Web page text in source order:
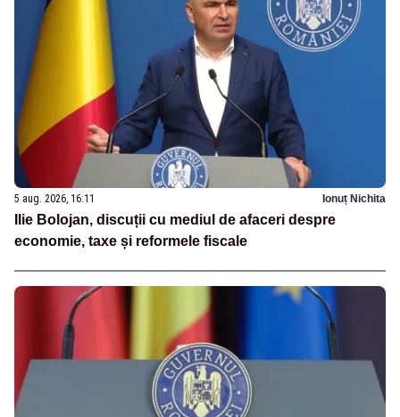
5 aug. 2026, 16:11 Ionuț Nichita
Ilie Bolojan, discuții cu mediul de afaceri despre
economie, taxe și reformele fiscale